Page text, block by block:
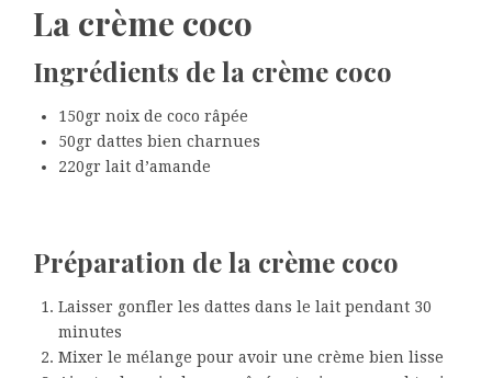
La crème coco
Ingrédients de la crème coco
150gr noix de coco râpée
50gr dattes bien charnues
220gr lait d’amande
Préparation de la crème coco
Laisser gonfler les dattes dans le lait pendant 30
minutes
Mixer le mélange pour avoir une crème bien lisse